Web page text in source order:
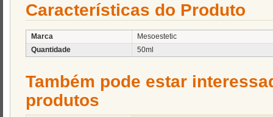
Características do Produto
Marca
Mesoestetic
Quantidade
50ml
Também pode estar
produtos